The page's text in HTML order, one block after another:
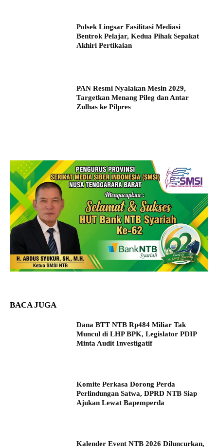
Polsek Lingsar Fasilitasi Mediasi
Bentrok Pelajar, Kedua Pihak Sepakat
Akhiri Pertikaian
PAN Resmi Nyalakan Mesin 2029,
Targetkan Menang Pileg dan Antar
Zulhas ke Pilpres
BACA JUGA
Dana BTT NTB Rp484 Miliar Tak
Muncul di LHP BPK, Legislator PDIP
Minta Audit Investigatif
Komite Perkasa Dorong Perda
Perlindungan Satwa, DPRD NTB Siap
Ajukan Lewat Bapemperda
Kalender Event NTB 2026 Diluncurkan,